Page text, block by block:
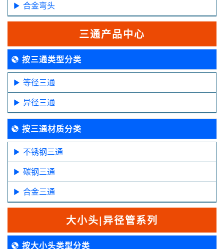
合金弯头
三通产品中心
按三通类型分类
等径三通
异径三通
按三通材质分类
不锈钢三通
碳钢三通
合金三通
大小头|异径管系列
按大小头类型分类